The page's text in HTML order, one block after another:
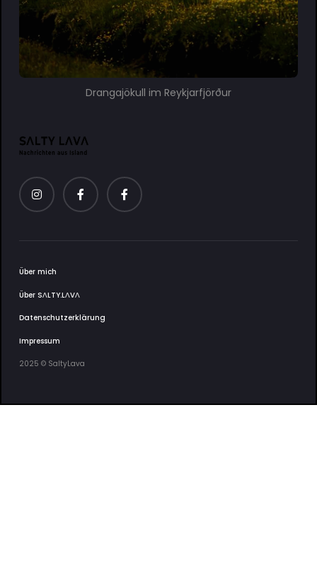
Drangajökull im Reykjarfjörður
Über mich
Über SΛLTY.LΛVΛ
Datenschutzerklärung
Impressum
2025 © SaltyLava